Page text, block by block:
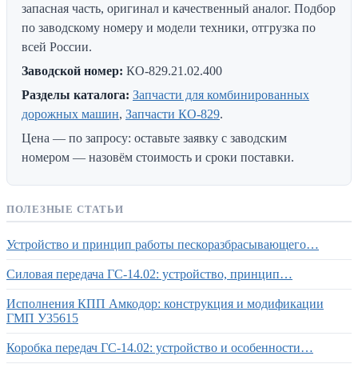
запасная часть, оригинал и качественный аналог. Подбор
по заводскому номеру и модели техники, отгрузка по
всей России.
Заводской номер: КО-829.21.02.400
Разделы каталога: Запчасти для комбинированных
дорожных машин, Запчасти КО-829.
Цена — по запросу: оставьте заявку с заводским
номером — назовём стоимость и сроки поставки.
ПОЛЕЗНЫЕ СТАТЬИ
Устройство и принцип работы пескоразбрасывающего…
Силовая передача ГС-14.02: устройство, принцип…
Исполнения КПП Амкодор: конструкция и модификации
ГМП У35615
Коробка передач ГС-14.02: устройство и особенности…